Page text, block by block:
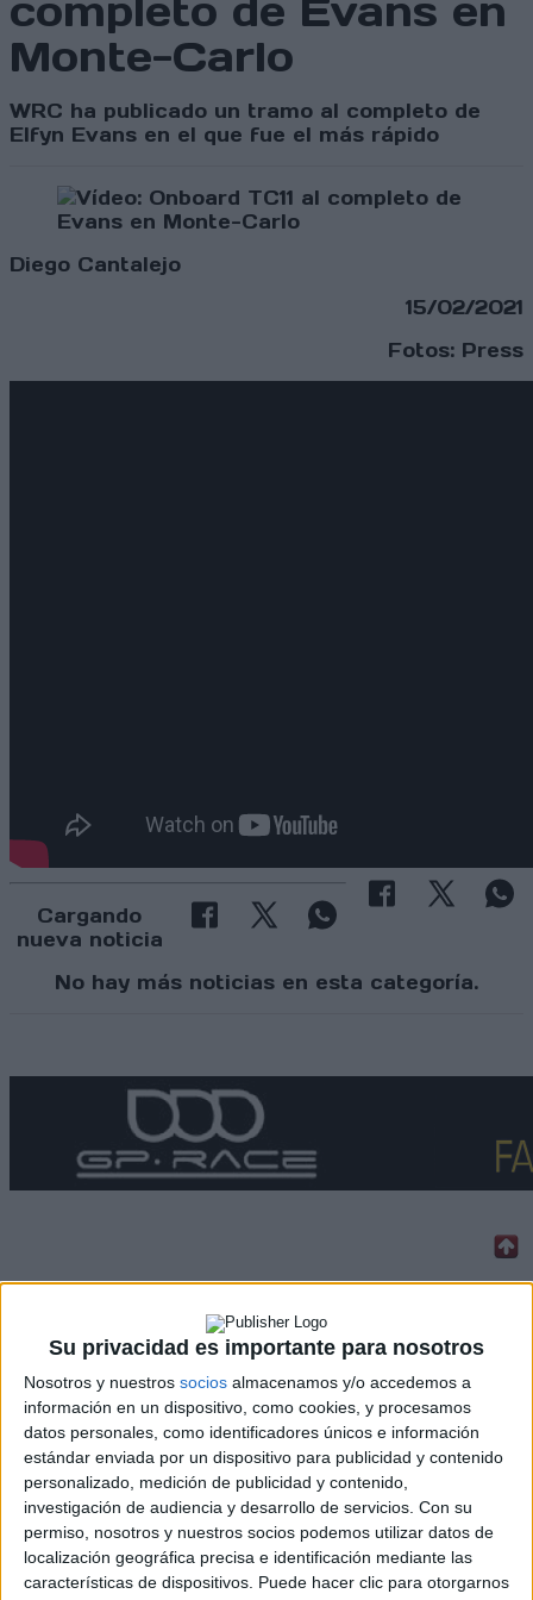
Su privacidad es importante para nosotros
Nosotros y nuestros socios almacenamos y/o accedemos a
información en un dispositivo, como cookies, y procesamos
datos personales, como identificadores únicos e información
estándar enviada por un dispositivo para publicidad y contenido
personalizado, medición de publicidad y contenido,
investigación de audiencia y desarrollo de servicios. Con su
permiso, nosotros y nuestros socios podemos utilizar datos de
localización geográfica precisa e identificación mediante las
características de dispositivos. Puede hacer clic para otorgarnos
completo de Evans en
Monte-Carlo
WRC ha publicado un tramo al completo de
Elfyn Evans en el que fue el más rápido
Diego Cantalejo
15/02/2021
Fotos: Press
Cargando
nueva noticia
No hay más noticias en esta categoría.
WRC
S-CER
ERC
CERT
Internacionales
Campeonatos Autonómicos
Históricos
Dakar
RallyCross